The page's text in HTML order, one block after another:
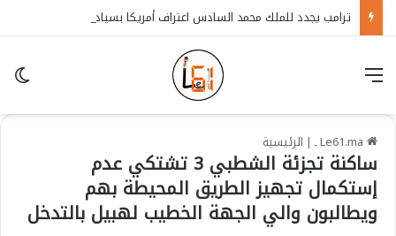
| الرئيسية
ساكنة تجزئة الشطبي 3 تشتكي عدم
إستكمال تجهيز الطريق المحيطة بهم
ويطالبون والي الجهة الخطيب لهبيل بالتدخل